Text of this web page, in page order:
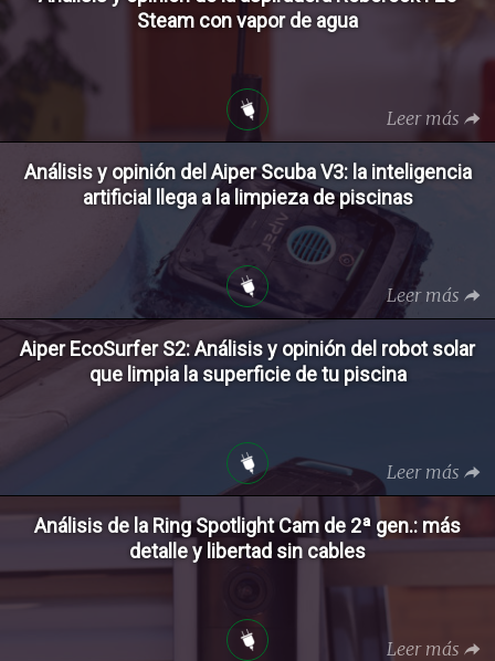
Steam con vapor de agua
Leer más
Análisis y opinión del Aiper Scuba V3: la inteligencia
artificial llega a la limpieza de piscinas
Leer más
Aiper EcoSurfer S2: Análisis y opinión del robot solar
que limpia la superficie de tu piscina
Leer más
Análisis de la Ring Spotlight Cam de 2ª gen.: más
detalle y libertad sin cables
Leer más